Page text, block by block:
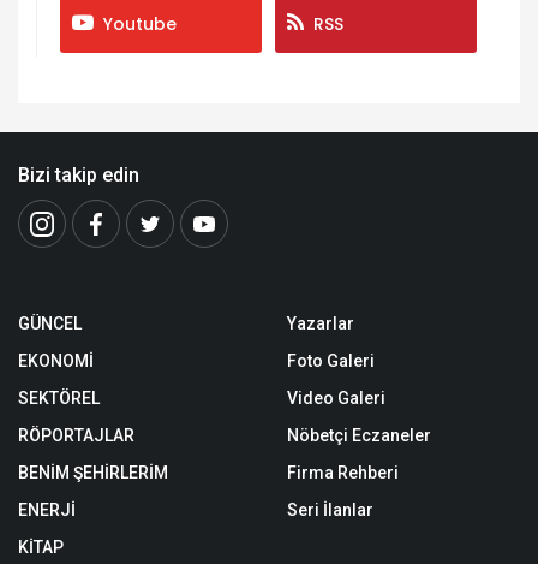
Youtube RSS
Bizi takip edin
GÜNCEL
EKONOMİ
SEKTÖREL
RÖPORTAJLAR
BENİM ŞEHİRLERİM
ENERJİ
KİTAP
Yazarlar
Foto Galeri
Video Galeri
Nöbetçi Eczaneler
Firma Rehberi
Seri İlanlar